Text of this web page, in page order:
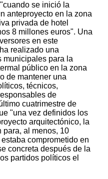
se inició la
anteproyecto en la zona
privada de hotel
8 millones euros". Una
en este
realizado una
municipales para la
público en la zona
de mantener una
técnicos,
de
cuatrimestre de
"una vez definidos los
arquitectónico, la
para, al menos, 10
comprometido en
concreta después de la
partidos políticos el